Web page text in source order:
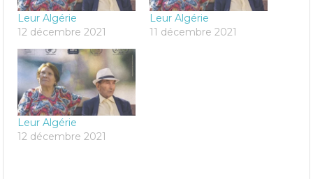
Leur Algérie
12 décembre 2021
Leur Algérie
11 décembre 2021
Leur Algérie
12 décembre 2021